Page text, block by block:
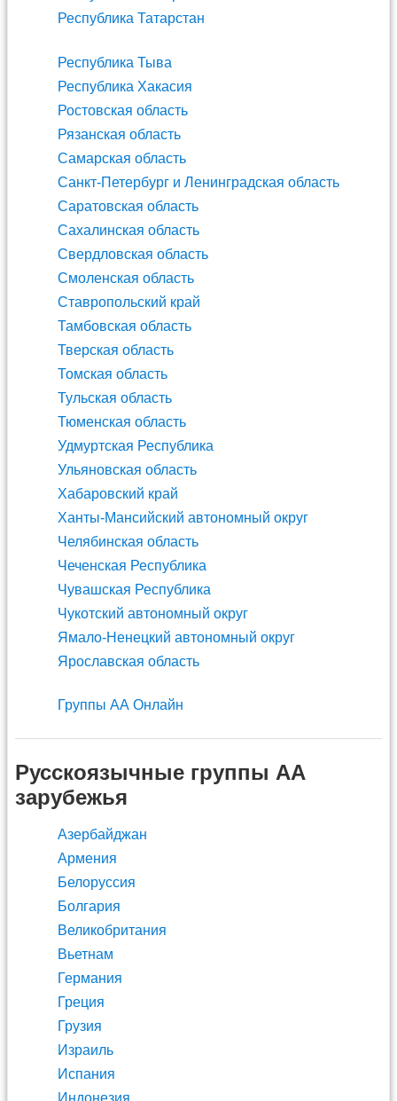
Республика Татарстан
Республика Тыва
Республика Хакасия
Ростовская область
Рязанская область
Самарская область
Санкт-Петербург и Ленинградская область
Саратовская область
Сахалинская область
Свердловская область
Смоленская область
Ставропольский край
Тамбовская область
Тверская область
Томская область
Тульская область
Тюменская область
Удмуртская Республика
Ульяновская область
Хабаровский край
Ханты-Мансийский автономный округ
Челябинская область
Чеченская Республика
Чувашская Республика
Чукотский автономный округ
Ямало-Ненецкий автономный округ
Ярославская область
Группы АА Онлайн
Русскоязычные группы АА
зарубежья
Азербайджан
Армения
Белоруссия
Болгария
Великобритания
Вьетнам
Германия
Греция
Грузия
Израиль
Испания
Индонезия